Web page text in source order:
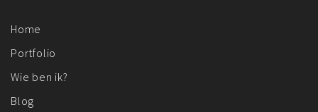
Home
Portfolio
Wie ben ik?
Blog